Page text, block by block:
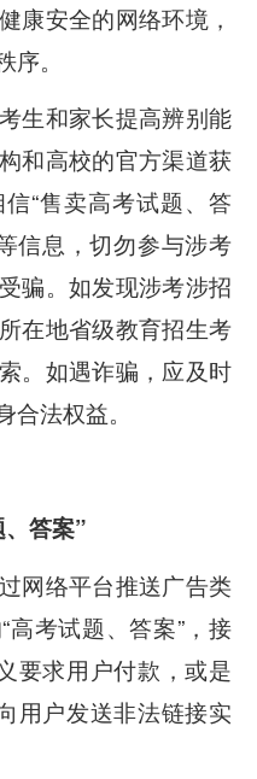
康安全的网络环境，
。
生和家长提高辨别能
和高校的官方渠道获
“售卖高考试题、答
信息，切勿参与涉考
骗。如发现涉考涉招
在地省级教育招生考
。如遇诈骗，应及时
法权益。
、答案”
网络平台推送广告类
考试题、答案”，接
要求用户付款，或是
用户发送非法链接实